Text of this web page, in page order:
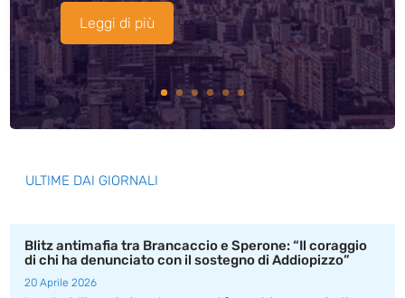
Leggi di più
ULTIME DAI GIORNALI
Blitz antimafia tra Brancaccio e Sperone: “Il coraggio
di chi ha denunciato con il sostegno di Addiopizzo”
20 Aprile 2026